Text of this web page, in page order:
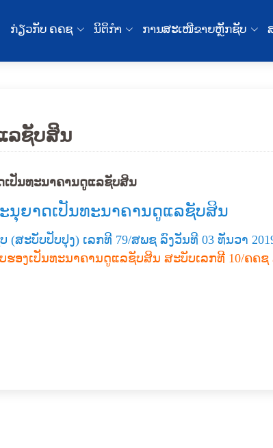
ກ່ຽວກັບ ຄຄຊ ນິຕິກໍາ ການສະເໜີຂາຍຫຼັກຊັບ
ລຊັບສິນ
ເປັນທະນາຄານດູແລຊັບສິນ
ະນຸຍາດເປັນທະນາຄານດູແລຊັບສິນ
ະບັບປັບປຸງ) ເລກທີ 79/ສພຊ ລົງວັນທີ 03 ທັນວາ
ອງເປັນທະນາຄານດູແລຊັບສິນ ສະບັບເລກທີ 10/ຄຄຊ